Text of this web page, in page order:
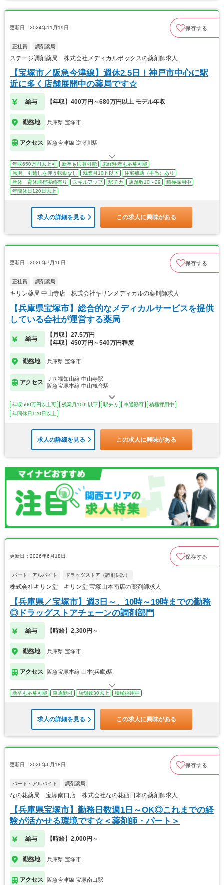
更新日：2024年11月19日 保存する
正社員 調剤薬局
ステージ調剤薬局 株式会社メディカルボックスの薬剤師求人
【宝塚市／阪急今津線】週休2.5日！神戸市中心に駅
近に多く店舗展開中の薬局です☆
給与 【年収】400万円～680万円以上 モデル年収
勤務地 兵庫県 宝塚市
アクセス 阪急今津線 逆瀬川駅
年収650万円以上可 新卒も応募可能
未経験者も応募可能
原則、引越しを伴う転勤なし
残業月10ｈ以下
住宅補助（手当）あり
産休・育休取得実績有り
スキルアップ 駅チカ 店舗数10～29
積極採用中
年間休日120日以上
求人の詳細を見る この求人に興味がある
更新日：2026年7月16日 保存する
正社員 調剤薬局
キリン薬局 中山寺店 株式会社キリンメディカルの薬剤師求人
【兵庫県宝塚市】総合的なメディカルサービスを提供
している会社が運営する薬局
給与
【月収】27.5万円
【年収】450万円～540万円程度
勤務地 兵庫県 宝塚市
アクセス
ＪＲ福知山線 中山寺駅
阪急宝塚本線 中山観音駅
年収500万円以上可 残業月10ｈ以下 駅チカ 車通勤可
積極採用中
年間休日120日以上
求人の詳細を見る この求人に興味がある
更新日：2026年6月18日 保存する
パート・アルバイト ドラッグストア（調剤併設）
株式会社キリン堂 キリン堂 宝塚山本南店の薬剤師求人
【兵庫県／宝塚市】週3日～、10時～19時までの勤務
◎ドラッグストアチェーンの調剤部門
給与 【時給】2,300円～
勤務地 兵庫県 宝塚市
アクセス 阪急宝塚本線 山本(兵庫)駅
新卒も応募可能 車通勤可 店舗数30以上 積極採用中
求人の詳細を見る この求人に興味がある
更新日：2026年6月18日 保存する
パート・アルバイト 調剤薬局
なの花薬局 宝塚南口店 株式会社なの花西日本の薬剤師求人
【兵庫県宝塚市】勤務日数週1日～OK◎これまでの経
験が活かせる環境です☆＜薬剤師・パート＞
給与 【時給】2,000円～
勤務地 兵庫県 宝塚市
アクセス 阪急今津線 宝塚南口駅